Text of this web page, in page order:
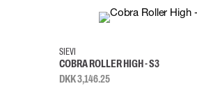
38
SIEVI
COBRA ROLLER HIGH - S3
DKK 3,146.25